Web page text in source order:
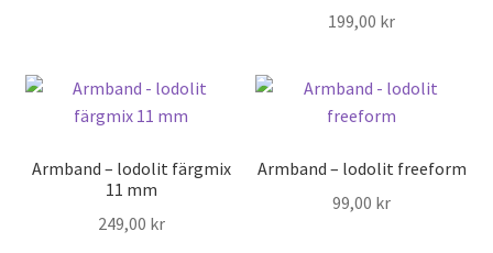
199,00 kr
Armband – lodolit färgmix
11 mm
249,00 kr
Armband – lodolit freeform
99,00 kr